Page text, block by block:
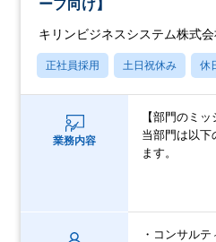
ープ向け】
キリンビジネスシステム株式会
正社員採用 土日祝休み 休
業務内容
【部門のミッ
当部門は以下
ます。
・コンサル